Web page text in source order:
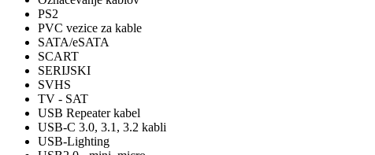
PS2
PVC vezice za kable
SATA/eSATA
SCART
SERIJSKI
SVHS
TV - SAT
USB Repeater kabel
USB-C 3.0, 3.1, 3.2 kabli
USB-Lighting